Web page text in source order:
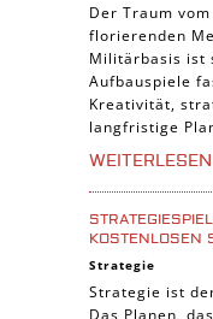
Der Traum
florierenden
Militärbasis ist
Aufbauspiele
Kreativität,
langfristige
WEITERLESEN
KOSTENLOSEN
Strategie
Strategie ist
Das Planen,